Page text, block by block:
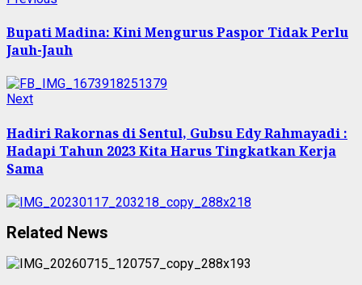
Reading
Bupati Madina: Kini Mengurus Paspor Tidak Perlu
Jauh-Jauh
NextNext
Hadiri Rakornas di Sentul, Gubsu Edy Rahmayadi :
Hadapi Tahun 2023 Kita Harus Tingkatkan Kerja
Sama
Related News